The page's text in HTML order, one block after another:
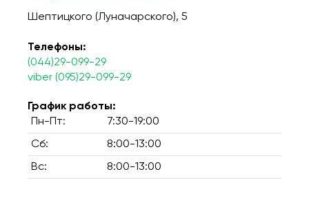
Шептицкого (Луначарского), 5
Телефоны:
(044)29-099-29
viber (095)29-099-29
График работы:
Пн-Пт:
7:30-19:00
Сб: 8:00-13:00
Вс: 8:00-13:00